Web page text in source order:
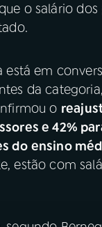
NACIONAL
X
o salário dos
está em
da
o
e 42%
do ensino
estão com